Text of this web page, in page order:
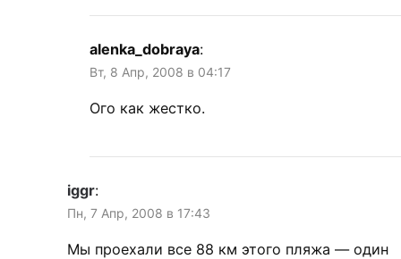
alenka_dobraya:
Вт, 8 Апр, 2008 в 04:17
Ого как жестко.
iggr:
Пн, 7 Апр, 2008 в 17:43
Мы проехали все 88 км этого пляжа — один